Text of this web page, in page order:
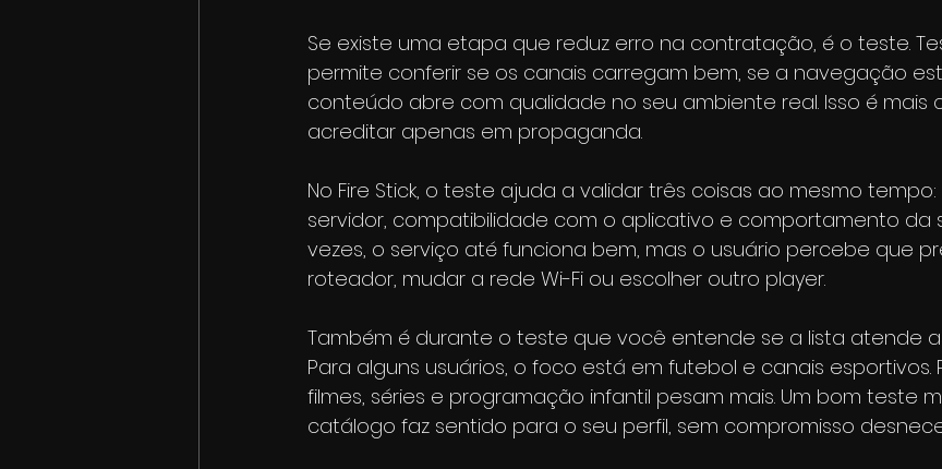
Se existe uma etapa que reduz erro na contratação, é o teste.
permite conferir se os canais carregam bem, se a navegação
conteúdo abre com qualidade no seu ambiente real. Isso é mais
acreditar apenas em propaganda.
No Fire Stick, o teste ajuda a validar três coisas ao mesmo
servidor, compatibilidade com o aplicativo e comportamento da
vezes, o serviço até funciona bem, mas o usuário percebe que
roteador, mudar a rede Wi-Fi ou escolher outro player.
Também é durante o teste que você entende se a lista atende
Para alguns usuários, o foco está em futebol e canais esportivos.
filmes, séries e programação infantil pesam mais. Um bom teste
catálogo faz sentido para o seu perfil, sem compromisso